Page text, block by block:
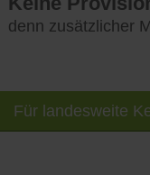
denn zusätzlicher
Für landesweite